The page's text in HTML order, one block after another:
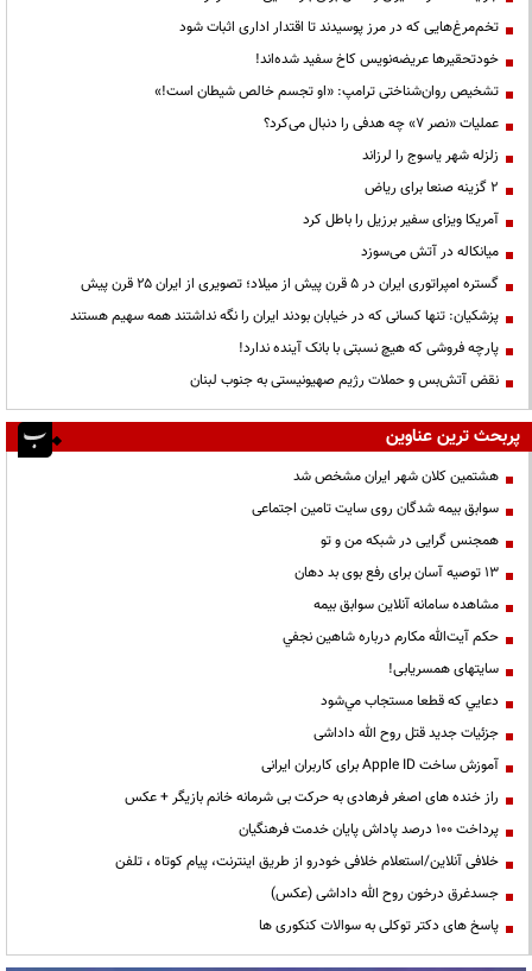
تخم‌مرغ‌هایی که در مرز پوسیدند تا اقتدار اداری اثبات شود
خودتحقیرها عریضه‌نویس کاخ سفید شده‌اند!
تشخیص روان‌شناختی ترامپ: «او تجسم خالص شیطان است!»
عملیات «نصر ۷» چه هدفی را دنبال می‌کرد؟
زلزله شهر یاسوج را لرزاند
۲ گزینه صنعا برای ریاض
آمریکا ویزای سفیر برزیل را باطل کرد
میانکاله در آتش می‌سوزد
گستره امپراتوری ایران در ۵ قرن پیش از میلاد؛ تصویری از ایران ۲۵ قرن پیش
پزشکیان: تنها کسانی که در خیابان بودند ایران را نگه نداشتند همه سهیم هستند
پارچه فروشی که هیچ نسبتی با بانک آینده ندارد!
نقض آتش‌بس و حملات رژیم صهیونیستی به جنوب لبنان
پربحث ترین عناوین
هشتمین کلان شهر ایران مشخص شد
سوابق بیمه شدگان روی سایت تامین اجتماعی
همجنس گرایی در شبکه من و تو
13 توصیه آسان برای رفع بوی بد دهان
مشاهده سامانه آنلاين سوابق بیمه
حكم آيت‌الله مكارم درباره شاهين نجفي
سایتهای همسریابی!
دعايي كه قطعا مستجاب مي‌شود
جزئیات جدید قتل روح الله داداشی
آموزش ساخت Apple ID برای کاربران ایرانی
راز خنده های اصغر فرهادی به حرکت بی شرمانه خانم بازیگر + عکس
پرداخت ۱۰۰ درصد پاداش پایان خدمت فرهنگیان
خلافی آنلاین/استعلام خلافی خودرو از طریق اینترنت، پیام کوتاه ، تلفن
جسدغرق درخون روح الله داداشی (عکس)
پاسخ های دکتر توکلی به سوالات کنکوری ها